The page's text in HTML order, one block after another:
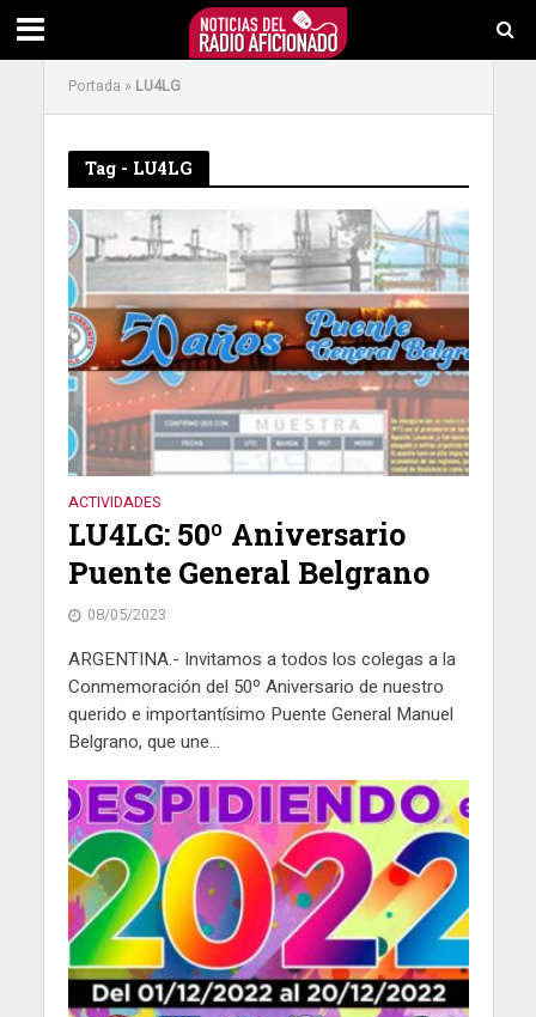
Portada » LU4LG
Tag - LU4LG
ACTIVIDADES
LU4LG: 50º Aniversario
Puente General Belgrano
08/05/2023
ARGENTINA.- Invitamos a todos los colegas a la
Conmemoración del 50º Aniversario de nuestro
querido e importantísimo Puente General Manuel
Belgrano, que une...